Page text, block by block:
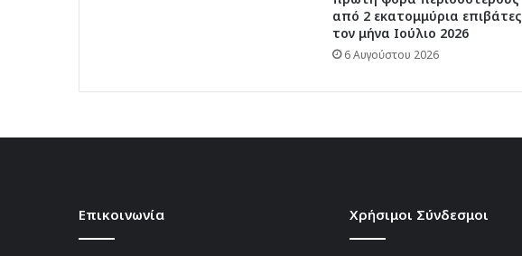
από 2 εκατομμύρια επιβάτες
τον μήνα Ιούλιο 2026
6 Αυγούστου 2026
Επικοινωνία Χρήσιμοι Σύνδεσμοι